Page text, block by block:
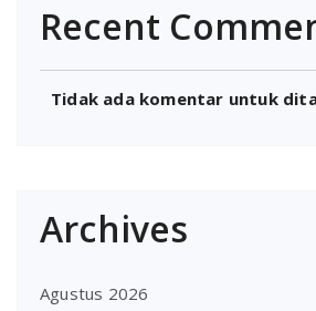
Recent
Tidak ada komentar untuk
Archives
Agustus 2026